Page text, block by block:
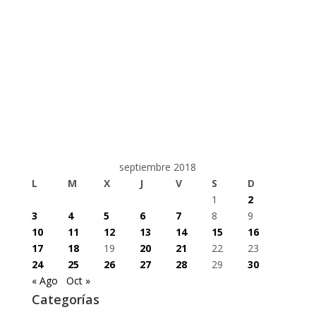
septiembre 2018
L
M X J V S
D
1
2
3
4 5 6 7 8
9
10
11 12 13 14 15
16
17
18 19 20 21 22
23
24
25 26 27 28 29
30
« Ago
Oct »
Categorías